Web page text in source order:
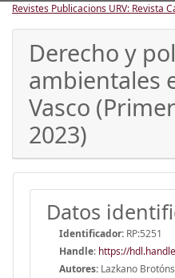
Revistes Publicacions URV: Revista
Derecho y
ambientales
Vasco
2023)
Datos
Identificador: RP:5251
Handle: https://
Autores: Lazkano